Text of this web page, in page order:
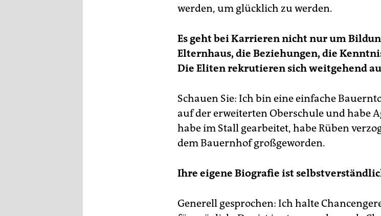
werden, um glücklich zu werden.
Es geht bei Karrieren nicht nur um
Elternhaus, die Beziehungen, die
Die Eliten rekrutieren sich weitgehend
Schauen Sie: Ich bin eine einfache
auf der erweiterten Oberschule und habe
habe im Stall gearbeitet, habe Rüben
dem Bauernhof großgeworden.
Ihre eigene Biografie ist
Generell gesprochen: Ich halte